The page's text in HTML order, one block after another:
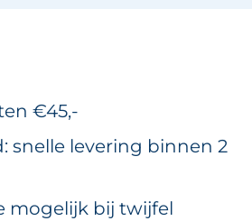
€45,-
snelle levering binnen 2
mogelijk bij twijfel